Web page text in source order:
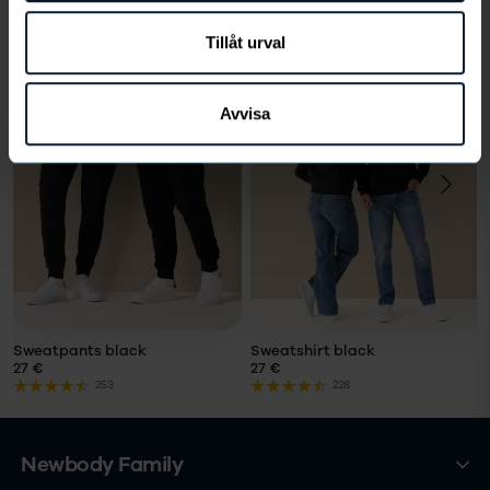
Tillåt urval
Avvisa
Liknande produkter
VÄLJ
Storlek
Sweatpants black
27 €
253
VÄLJ
Storlek
VARUKORG
Sweatshirt black
27 €
228
Newbody Family